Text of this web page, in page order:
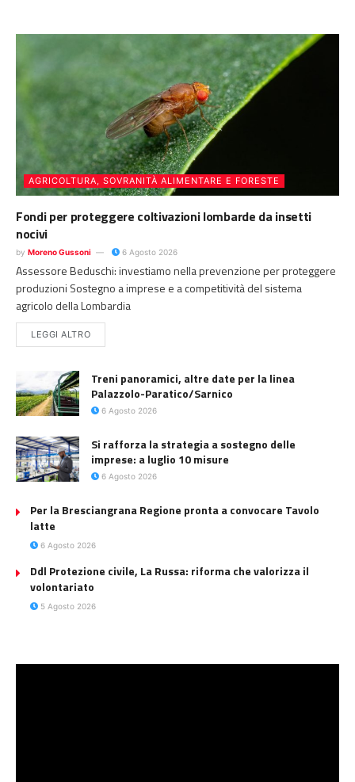
AGRICOLTURA, SOVRANITÀ ALIMENTARE E FORESTE
Fondi per proteggere coltivazioni lombarde da insetti
nocivi
by Moreno Gussoni 6 Agosto 2026
Assessore Beduschi: investiamo nella prevenzione per proteggere
produzioni Sostegno a imprese e a competitività del sistema
agricolo della Lombardia
LEGGI ALTRO
Treni panoramici, altre date per la linea
Palazzolo-Paratico/Sarnico
6 Agosto 2026
Si rafforza la strategia a sostegno delle
imprese: a luglio 10 misure
6 Agosto 2026
Per la Bresciangrana Regione pronta a convocare Tavolo
latte
6 Agosto 2026
Ddl Protezione civile, La Russa: riforma che valorizza il
volontariato
5 Agosto 2026